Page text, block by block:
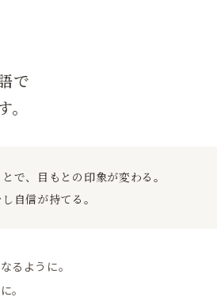
で
で、目もとの印象が変わる。
自信が持てる。
るように。
。